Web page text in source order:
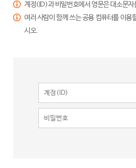
계정(ID)과 비밀번호에서 영문은 대소문
여러 사람이 함께 쓰는 공용 컴퓨터를 이
시오.